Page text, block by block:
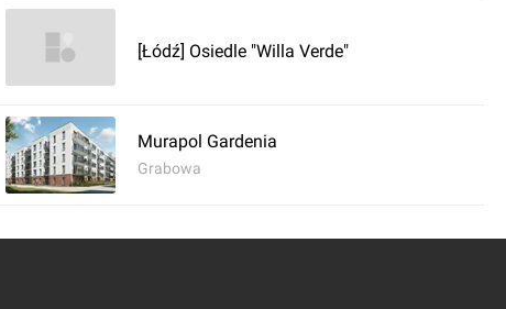
[Łódź] Osiedle "Willa Verde"
Murapol Gardenia
Grabowa